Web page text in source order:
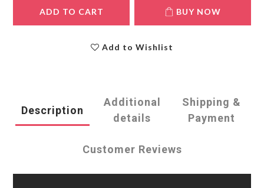
ADD TO CART BUY NOW
Add to Wishlist
Description
Additional
details
Shipping &
Payment
Customer Reviews